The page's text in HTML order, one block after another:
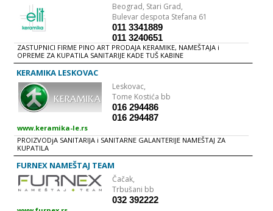
Beograd, Stari Grad,
Bulevar despota Stefana 61
011 3341889
011 3240651
ZASTUPNICI FIRME PINO ART PRODAJA KERAMIKE, NAMEŠTAJA i
OPREME ZA KUPATILA SANITARIJE KADE TUŠ KABINE
KERAMIKA LESKOVAC
Leskovac,
Tome Kostića bb
016 294486
016 294487
www.keramika-le.rs
PROIZVODjA SANITARIJA i SANITARNE GALANTERIJE NAMEŠTAJ ZA
KUPATILA
FURNEX NAMEŠTAJ TEAM
Čačak,
Trbušani bb
032 392222